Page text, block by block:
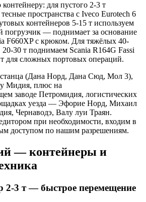
для пустого 2-3 т
пространства с Iveco Eurotech 6
контейнеров 5-15 т используем
погрузчик — поднимает за основание
F660XP с крюком. Для тяжёлых 40-
30 т поднимаем Scania R164G Fassi
для сложных портовых операций.
(Дана Норд, Дана Сюд, Мол 3),
Мидия, плюс на
заводе Петромидия, логистических
уезда — Эфорие Норд, Михаил
Чернаводэ, Валу луи Траян.
при необходимости, входим в
доступом по нашим разрешениям.
— контейнеры и
2-3 т — быстрое перемещение